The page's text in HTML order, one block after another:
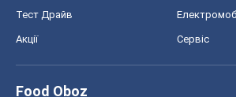
Тест Драйв
Акції Сервіс
Food Oboz